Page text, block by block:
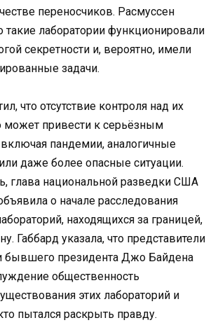
переносчиков. Расмуссен
такие лаборатории функционировали
секретности и, вероятно, имели
задачи.
что отсутствие контроля над их
может привести к серьёзным
пандемии, аналогичные
даже более опасные ситуации.
глава национальной разведки США
о начале расследования
находящихся за границей,
Габбард указала, что представители
бывшего президента Джо Байдена
общественность
этих лабораторий и
пытался раскрыть правду.